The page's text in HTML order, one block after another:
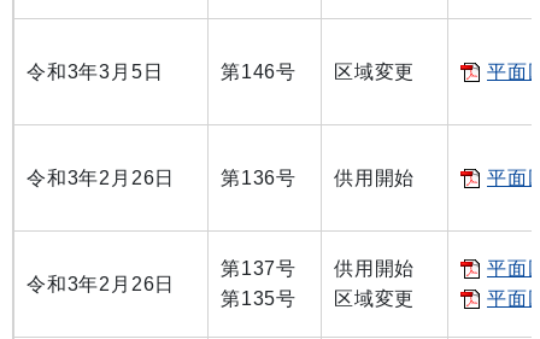
令和3年3月5日 第146号 区域変更 平面
令和3年2月26日 第136号 供用開始 平面
令和3年2月26日
第137号
第135号
供用開始
区域変更
平面
平面